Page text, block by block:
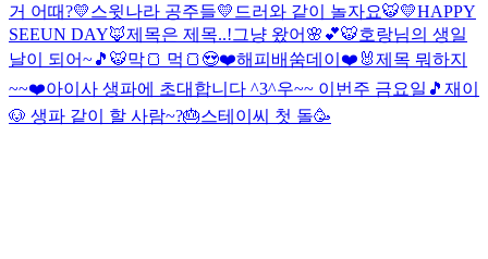
거 어때?💛스윗나라 공주들💛 드러와 같이 놀자요🐯💛HAPPY
SEEUN DAY🦊제목은 제목..!그냥 왔어🌸💕🐯호랑님의 생일
날이 되어~🎵🐯막🍞 먹🍞😍❤️해피배쑴데이❤️🐰제목 뭐하지
~~❤️아이사 생파에 초대합니다 ^3^우~~ 이번주 금요일🎵 재이
🐶 생파 같이 할 사람~?🎂스테이씨 첫 돌🥳